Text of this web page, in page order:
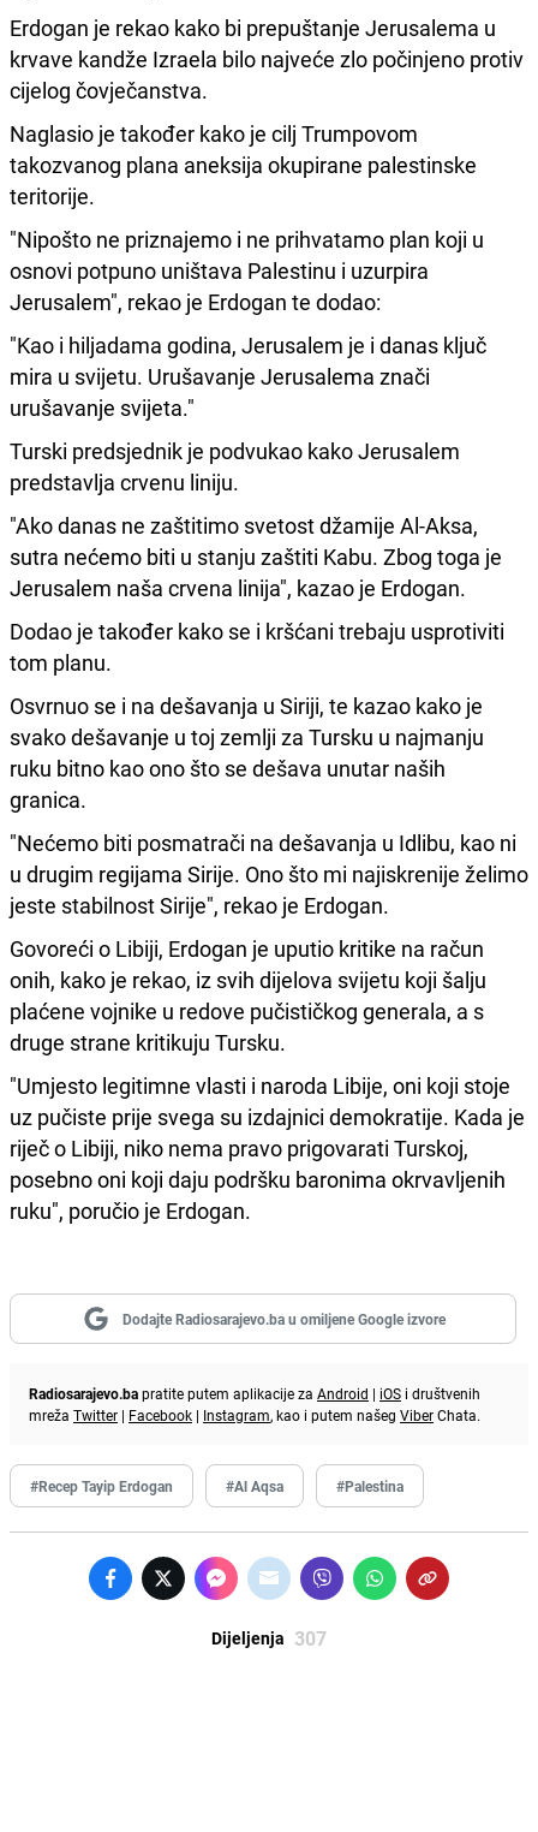
Erdogan je rekao kako bi prepuštanje Jerusalema u
krvave kandže Izraela bilo najveće zlo počinjeno protiv
cijelog čovječanstva.
Naglasio je također kako je cilj Trumpovom
takozvanog plana aneksija okupirane palestinske
teritorije.
"Nipošto ne priznajemo i ne prihvatamo plan koji u
osnovi potpuno uništava Palestinu i uzurpira
Jerusalem", rekao je Erdogan te dodao:
"Kao i hiljadama godina, Jerusalem je i danas ključ
mira u svijetu. Urušavanje Jerusalema znači
urušavanje svijeta."
Turski predsjednik je podvukao kako Jerusalem
predstavlja crvenu liniju.
"Ako danas ne zaštitimo svetost džamije Al-Aksa,
sutra nećemo biti u stanju zaštiti Kabu. Zbog toga je
Jerusalem naša crvena linija", kazao je Erdogan.
Dodao je također kako se i kršćani trebaju usprotiviti
tom planu.
Osvrnuo se i na dešavanja u Siriji, te kazao kako je
svako dešavanje u toj zemlji za Tursku u najmanju
ruku bitno kao ono što se dešava unutar naših
granica.
"Nećemo biti posmatrači na dešavanja u Idlibu, kao ni
u drugim regijama Sirije. Ono što mi najiskrenije želimo
jeste stabilnost Sirije", rekao je Erdogan.
Govoreći o Libiji, Erdogan je uputio kritike na račun
onih, kako je rekao, iz svih dijelova svijetu koji šalju
plaćene vojnike u redove pučističkog generala, a s
druge strane kritikuju Tursku.
"Umjesto legitimne vlasti i naroda Libije, oni koji stoje
uz pučiste prije svega su izdajnici demokratije. Kada je
riječ o Libiji, niko nema pravo prigovarati Turskoj,
posebno oni koji daju podršku baronima okrvavljenih
ruku", poručio je Erdogan.
Dodajte Radiosarajevo.ba u omiljene Google izvore
Radiosarajevo.bapratite putem aplikacije za Android | iOS i društvenih
mreža Twitter | Facebook | Instagram, kao i putem našeg ViberChata.
#Recep Tayip Erdogan #Al Aqsa #Palestina
Dijeljenja 307